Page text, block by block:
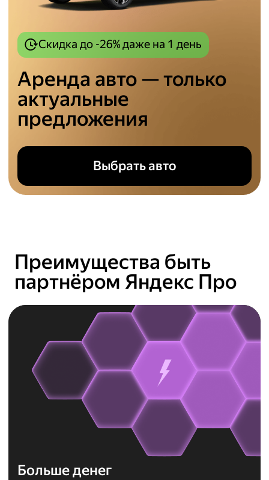
Скидка до -26%даже на 1 день
Аренда авто — только
актуальные
предложения
Выбрать авто
Преимущества быть
партнёром Яндекс Про
Больше денег